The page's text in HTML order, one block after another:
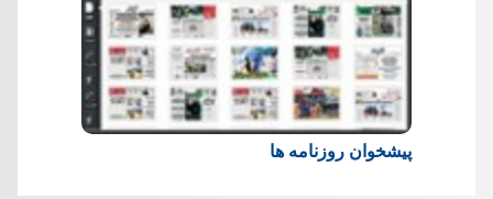
پیشخوان روزنامه ها